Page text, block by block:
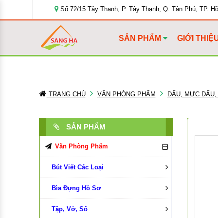
Số 72/15 Tây Thạnh, P. Tây Thạnh, Q. Tân Phú, TP.
SẢN PHẨM GIỚI
TRANG CHỦ VĂN PHÒNG PHẨM DẤU, MỰC DẤU,
SẢN PHẨM
Văn Phòng Phẩm
Bút Viết Các Loại
Bút Bi
Bút Chì, Ruột Chì
Bìa Đựng Hồ Sơ
Bìa Màu
Tập, Vở, Sổ